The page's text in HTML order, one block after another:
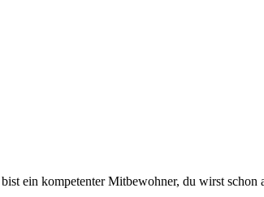
ein kompetenter Mitbewohner, du wirst schon